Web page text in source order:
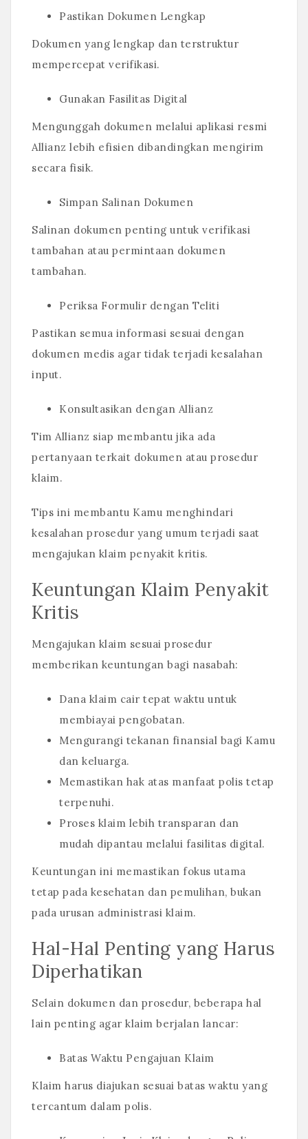
Pastikan Dokumen Lengkap
Dokumen yang lengkap dan terstruktur
mempercepat verifikasi.
Gunakan Fasilitas Digital
Mengunggah dokumen melalui aplikasi resmi
Allianz lebih efisien dibandingkan mengirim
secara fisik.
Simpan Salinan Dokumen
Salinan dokumen penting untuk verifikasi
tambahan atau permintaan dokumen
tambahan.
Periksa Formulir dengan Teliti
Pastikan semua informasi sesuai dengan
dokumen medis agar tidak terjadi kesalahan
input.
Konsultasikan dengan Allianz
Tim Allianz siap membantu jika ada
pertanyaan terkait dokumen atau prosedur
klaim.
Tips ini membantu Kamu menghindari
kesalahan prosedur yang umum terjadi saat
mengajukan klaim penyakit kritis.
Keuntungan Klaim Penyakit
Kritis
Mengajukan klaim sesuai prosedur
memberikan keuntungan bagi nasabah:
Dana klaim cair tepat waktu untuk
membiayai pengobatan.
Mengurangi tekanan finansial bagi Kamu
dan keluarga.
Memastikan hak atas manfaat polis tetap
terpenuhi.
Proses klaim lebih transparan dan
mudah dipantau melalui fasilitas digital.
Keuntungan ini memastikan fokus utama
tetap pada kesehatan dan pemulihan, bukan
pada urusan administrasi klaim.
Hal-Hal Penting yang Harus
Diperhatikan
Selain dokumen dan prosedur, beberapa hal
lain penting agar klaim berjalan lancar:
Batas Waktu Pengajuan Klaim
Klaim harus diajukan sesuai batas waktu yang
tercantum dalam polis.